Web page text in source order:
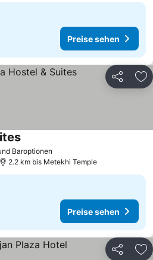
Preise sehen
Teilen
Baroptionen
2.2 km bis Metekhi Temple
Preise sehen
Teilen